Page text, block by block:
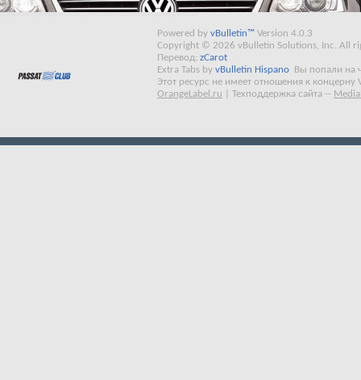
Powered by vBulletin™ Version 4.0.3
Copyright © 2026 vBulletin Solutions, Inc. All
Перевод: zCarot
Extra Tabs by vBulletin Hispano
Вы попали на
Этот ресурс не имеет отношения к концерну
OrangeLabel.ru
Техподдержка сайта --